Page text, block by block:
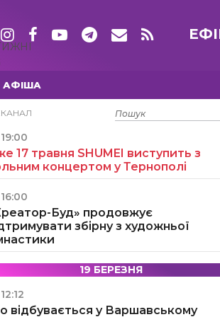
АФІША
15 ТРАВНЯ
19:00
17 травня SHUMEI виступить з
концертом у Тернополі
16:00
Буд» продовжує
збірну з художньої
19 БЕРЕЗНЯ
12:12
відбувається у Варшавському